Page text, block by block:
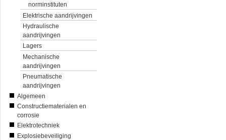
norminstituten
Elektrische aandrijvingen
Hydraulische
aandrijvingen
Lagers
Mechanische
aandrijvingen
Pneumatische
aandrijvingen
Algemeen
Constructiematerialen en
corrosie
Elektrotechniek
Explosiebeveiliging